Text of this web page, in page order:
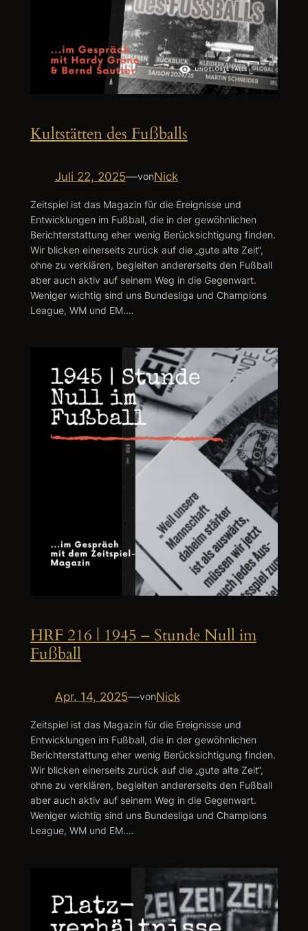
Kultstätten des Fußballs
Juli 22, 2025—vonNick
Zeitspiel ist das Magazin für die Ereignisse und
Entwicklungen im Fußball, die in der gewöhnlichen
Berichterstattung eher wenig Berücksichtigung finden.
Wir blicken einerseits zurück auf die „gute alte Zeit“,
ohne zu verklären, begleiten andererseits den Fußball
aber auch aktiv auf seinem Weg in die Gegenwart.
Weniger wichtig sind uns Bundesliga und Champions
League, WM und EM.…
HRF 216 | 1945 – Stunde Null im
Fußball
Apr. 14, 2025—vonNick
Zeitspiel ist das Magazin für die Ereignisse und
Entwicklungen im Fußball, die in der gewöhnlichen
Berichterstattung eher wenig Berücksichtigung finden.
Wir blicken einerseits zurück auf die „gute alte Zeit“,
ohne zu verklären, begleiten andererseits den Fußball
aber auch aktiv auf seinem Weg in die Gegenwart.
Weniger wichtig sind uns Bundesliga und Champions
League, WM und EM.…